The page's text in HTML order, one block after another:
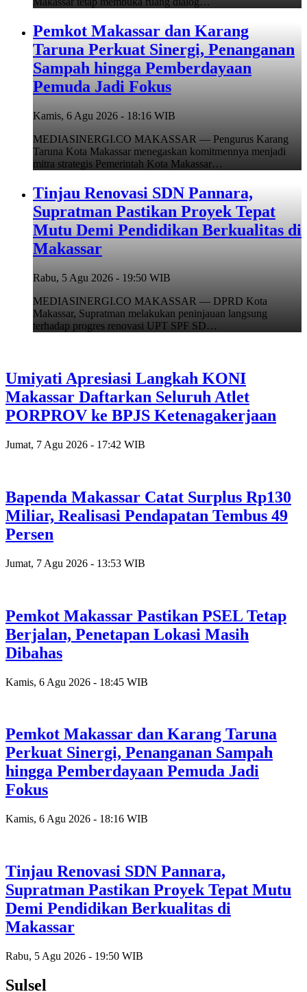
Pemkot Makassar dan Karang
Taruna Perkuat Sinergi, Penanganan
Sampah hingga Pemberdayaan
Pemuda Jadi Fokus
Kamis, 6 Agu 2026 - 18:16 WIB
MEDIASINERGI.CO MAKASSAR — Pengurus Karang
Taruna Kota Makassar menegaskan komitmennya menjadi
mitra strategis Pemerintah Kota Makassar…
Tinjau Renovasi SDN Pannara,
Supratman Pastikan Proyek Tepat
Mutu Demi Pendidikan Berkualitas di
Makassar
Rabu, 5 Agu 2026 - 19:50 WIB
MEDIASINERGI.CO MAKASSAR — DPRD Kota
Makassar, Supratman melakukan peninjauan langsung
terhadap progres renovasi UPT SPF SD…
Umiyati Apresiasi Langkah KONI
Makassar Daftarkan Seluruh Atlet
PORPROV ke BPJS Ketenagakerjaan
Jumat, 7 Agu 2026 - 17:42 WIB
Bapenda Makassar Catat Surplus Rp130
Miliar, Realisasi Pendapatan Tembus 49
Persen
Jumat, 7 Agu 2026 - 13:53 WIB
Pemkot Makassar Pastikan PSEL Tetap
Berjalan, Penetapan Lokasi Masih
Dibahas
Kamis, 6 Agu 2026 - 18:45 WIB
Pemkot Makassar dan Karang Taruna
Perkuat Sinergi, Penanganan Sampah
hingga Pemberdayaan Pemuda Jadi
Fokus
Kamis, 6 Agu 2026 - 18:16 WIB
Tinjau Renovasi SDN Pannara,
Supratman Pastikan Proyek Tepat Mutu
Demi Pendidikan Berkualitas di
Makassar
Rabu, 5 Agu 2026 - 19:50 WIB
Sulsel